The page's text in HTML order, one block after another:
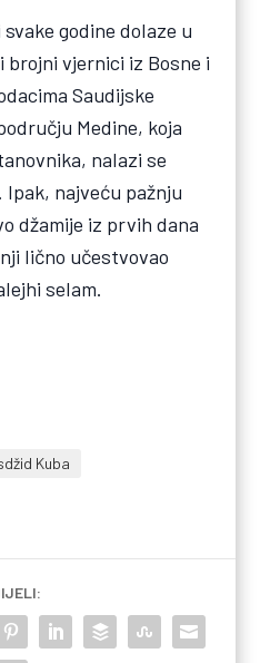
godine dolaze u
brojni vjernici iz Bosne i
Saudijske
Medine, koja
nalazi se
najveću pažnju
džamije iz prvih dana
lično učestvovao
selam.
Kuba